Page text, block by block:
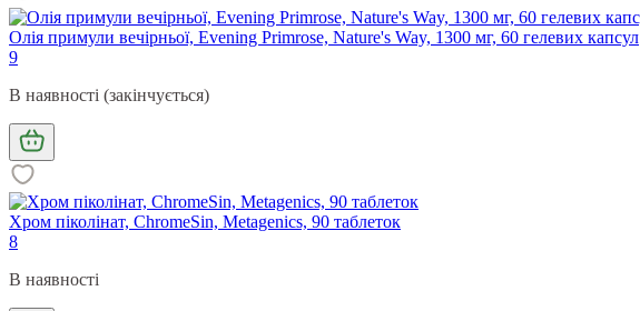
Олія примули вечірньої, Evening Primrose, Nature's Way, 1300 мг, 60 гелевих капсул
9
В наявності (закінчується)
Хром піколінат, ChromeSin, Metagenics, 90 таблеток
8
В наявності